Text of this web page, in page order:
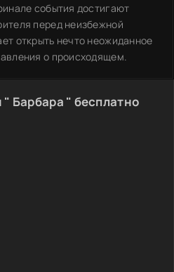
события достигают
перед неизбежной
открыть нечто неожиданное
о происходящем.
Барбара " бесплатно